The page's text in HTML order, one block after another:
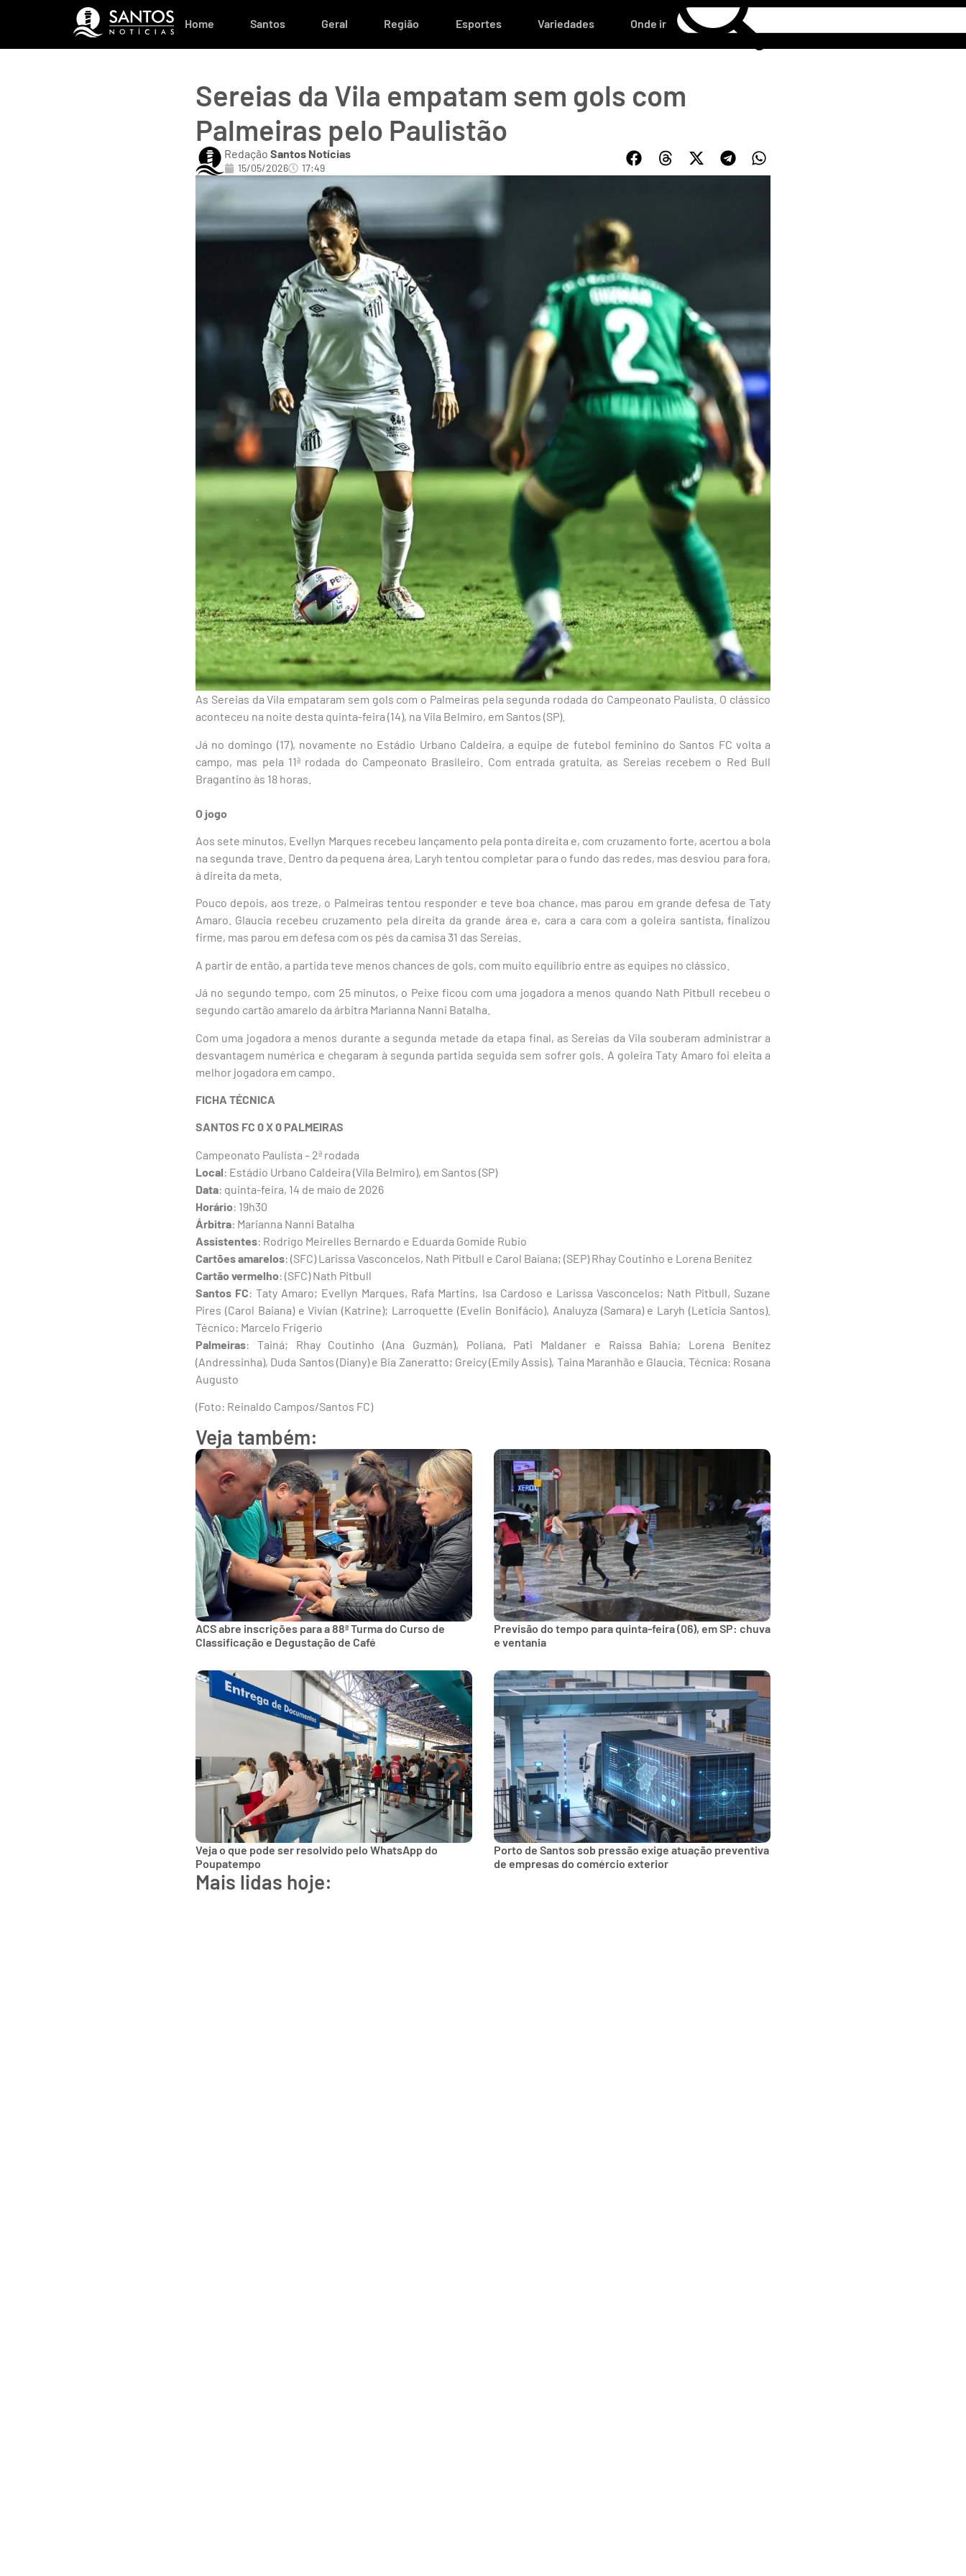
Home Santos Geral Região Esportes Variedades Onde ir
Sereias da Vila empatam sem gols com
Palmeiras pelo Paulistão
Redação Santos Notícias
15/05/2026 17:49
As Sereias da Vila empataram sem gols com o Palmeiras pela segunda rodada do Campeonato Paulista. O clássico
aconteceu na noite desta quinta-feira (14), na Vila Belmiro, em Santos (SP).
Já no domingo (17), novamente no Estádio Urbano Caldeira, a equipe de futebol feminino do Santos FC volta a
campo, mas pela 11ª rodada do Campeonato Brasileiro. Com entrada gratuita, as Sereias recebem o Red Bull
Bragantino às 18 horas.
O jogo
Aos sete minutos, Evellyn Marques recebeu lançamento pela ponta direita e, com cruzamento forte, acertou a bola
na segunda trave. Dentro da pequena área, Laryh tentou completar para o fundo das redes, mas desviou para fora,
à direita da meta.
Pouco depois, aos treze, o Palmeiras tentou responder e teve boa chance, mas parou em grande defesa de Taty
Amaro. Glaucia recebeu cruzamento pela direita da grande área e, cara a cara com a goleira santista, finalizou
firme, mas parou em defesa com os pés da camisa 31 das Sereias.
A partir de então, a partida teve menos chances de gols, com muito equilíbrio entre as equipes no clássico.
Já no segundo tempo, com 25 minutos, o Peixe ficou com uma jogadora a menos quando Nath Pitbull recebeu o
segundo cartão amarelo da árbitra Marianna Nanni Batalha.
Com uma jogadora a menos durante a segunda metade da etapa final, as Sereias da Vila souberam administrar a
desvantagem numérica e chegaram à segunda partida seguida sem sofrer gols. A goleira Taty Amaro foi eleita a
melhor jogadora em campo.
FICHA TÉCNICA
SANTOS FC 0 X 0 PALMEIRAS
Campeonato Paulista – 2ª rodada
Local: Estádio Urbano Caldeira (Vila Belmiro), em Santos (SP)
Data: quinta-feira, 14 de maio de 2026
Horário: 19h30
Árbitra: Marianna Nanni Batalha
Assistentes: Rodrigo Meirelles Bernardo e Eduarda Gomide Rubio
Cartõesamarelos: (SFC) Larissa Vasconcelos, Nath Pitbull e Carol Baiana; (SEP) Rhay Coutinho e Lorena Benítez
Cartão vermelho: (SFC) Nath Pitbull
Santos FC: Taty Amaro; Evellyn Marques, Rafa Martins, Isa Cardoso e Larissa Vasconcelos; Nath Pitbull, Suzane
Pires (Carol Baiana) e Vivian (Katrine); Larroquette (Evelin Bonifácio), Analuyza (Samara) e Laryh (Leticia Santos).
Técnico: Marcelo Frigerio
Palmeiras: Tainá; Rhay Coutinho (Ana Guzmán), Poliana, Pati Maldaner e Raissa Bahia; Lorena Benítez
(Andressinha), Duda Santos (Diany) e Bia Zaneratto; Greicy (Emily Assis), Taina Maranhão e Glaucia. Técnica: Rosana
Augusto
(Foto: Reinaldo Campos/Santos FC)
Veja também:
ACS abre inscrições para a 88ª Turma do Curso de
Classificação e Degustação de Café
Previsão do tempo para quinta-feira (06), em SP: chuva
e ventania
Veja o que pode ser resolvido pelo WhatsApp do
Poupatempo
Porto de Santos sob pressão exige atuação preventiva
de empresas do comércio exterior
Mais lidas hoje: